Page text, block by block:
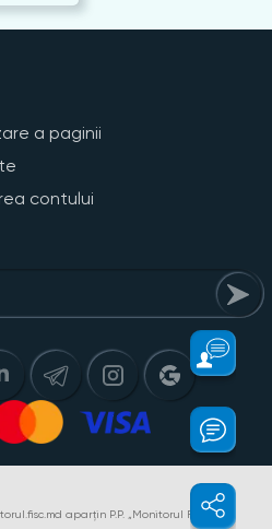
a paginii
contului
aparțin P.P. „Monitorul Fiscal